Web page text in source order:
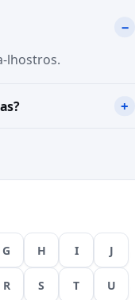
lhostros.
G H I J
R S T U